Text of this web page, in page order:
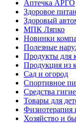
Аптечка АРГО
Здоровое
Здоровый
МПК Ляпко
Новинки
Полезные
Продукты для
Продукция из
Сад и огород
Спортивное
Средства
Товары для
Физиотерапия
Хозяйство и